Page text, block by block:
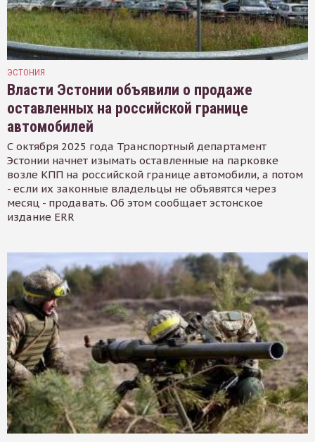
ЭСТОНИЯ
Власти Эстонии объявили о продаже
оставленных на российской границе
автомобилей
С октября 2025 года Транспортный департамент
Эстонии начнет изымать оставленные на парковке
возле КПП на российской границе автомобили, а потом
- если их законные владельцы не объявятся через
месяц - продавать. Об этом сообщает эстонское
издание ERR